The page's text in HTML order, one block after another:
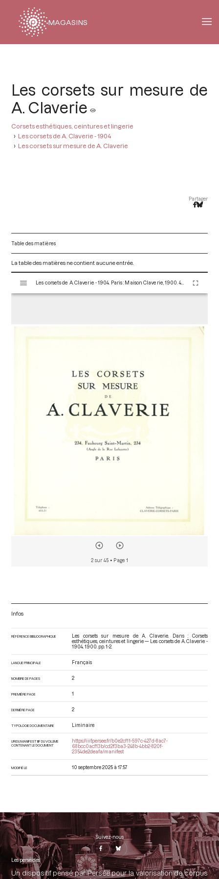
MAGASINS
Les corsets sur mesure de
A. Claverie
Corsets esthétiques, ceintures et lingerie
Les corsets de A. Claverie - 1904
Les corsets sur mesure de A. Claverie
Partager
Table des matières
La table des matières ne contient aucune entrée.
s
Les corsets de A. Claverie - 1904. Paris : Maison Claverie, 1900. 44 p. (Corsets esthétiques, ceintures et lingerie, 10)
2 sur 45 • Page 1
Infos
RÉFÉRENCE BIBLIOGRAPHIQUE
Les corsets sur mesure de A. Claverie. Dans : Corsets
esthétiques, ceintures et lingerie — Les corsets de A. Claverie -
1904 . 1900. pp. 1-2.
LANGUE PRINCIPALE Français
NOMBRE DE PAGES 2
PREMIÈRE PAGE 1
DERNIÈRE PAGE 2
TYPOLOGIE DOCUMENTAIRE Liminaire
URI DU MANIFEST IIIF DU VOLUME
CONTENANT LE DOCUMENT
https://iiif.persee.fr/b0e2cf11-597c-427d-8ac7-
68bcc0acf13b/cd2f3ba3-248b-4bb2-820f-
2354de2deafa/manifest
MODIFIÉ LE 10 septembre 2025 à 17:57
Suivez-nous
Les perséides
Un dispositif pensé par Persée pour la valorisation de corpus